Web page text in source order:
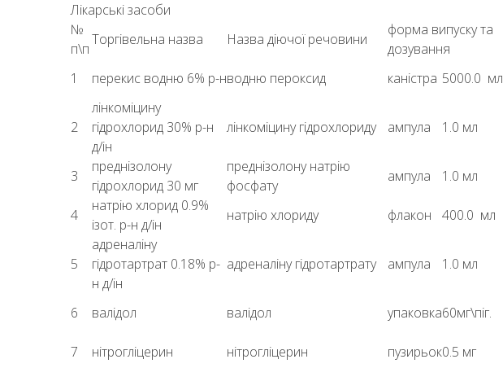
Лікарські засоби
№
п\п
Торгівельна назва Назва діючої речовини
форма випуску та
дозування
1
перекис водню 6% р-нводню пероксид каністра 5000.0 мл
2
лінкоміцину
гідрохлорид 30% р-н
д/ін
лінкоміцину гідрохлориду ампула 1.0 мл
3
преднізолону
гідрохлорид 30 мг
преднізолону натрію
фосфату
ампула 1.0 мл
4
натрію хлорид 0.9%
ізот. р-н д/ін
натрію хлориду флакон 400.0 мл
5
адреналіну
гідротартрат 0.18% р-
н д/ін
адреналіну гідротартрату ампула 1.0 мл
6 валідол валідол упаковка60мг\піг.
7 нітрогліцерин нітрогліцерин пузирьок0.5 мг